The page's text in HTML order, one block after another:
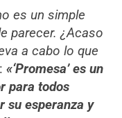
es un simple
parecer. ¿Acaso
a cabo lo que
:«‘Promesa’ es un
para todos
su esperanza y